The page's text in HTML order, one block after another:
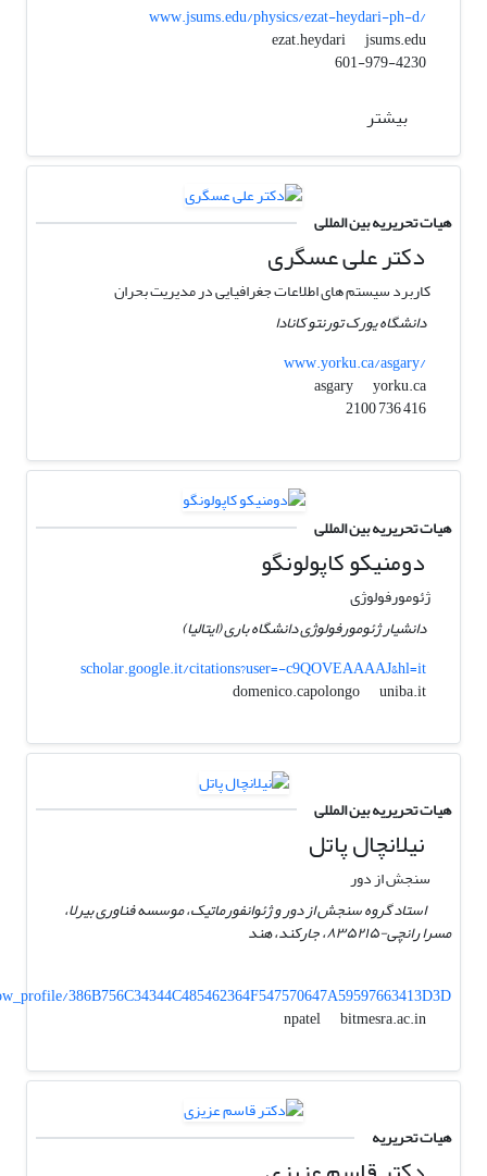
www.jsums.edu/physics/ezat-heydari-ph-d/
ezat.heydari
jsums.edu
601-979-4230
بیشتر
هیات تحریریه بین المللی
دکتر علی عسگری
کاربرد سیستم های اطلاعات جغرافیایی در مدیریت بحران
دانشگاه یورک تورنتو کانادا
www.yorku.ca/asgary/
asgary
yorku.ca
416 736 2100
هیات تحریریه بین المللی
دومنیکو کاپولونگو
ژئومورفولوژی
دانشیار ژئومورفولوژی دانشگاه باری (ایتالیا)
scholar.google.it/citations?user=-c9QOVEAAAAJ&hl=it
domenico.capolongo
uniba.it
هیات تحریریه بین المللی
نیلانچال پاتل
سنجش از دور
استاد گروه سنجش از دور و ژئوانفورماتیک، موسسه فناوری بیرلا،
مسرا رانچی-۸۳۵۲۱۵، جارکند، هند
386B756C34344C485462364F547570647A59597663413D3D
npatel
bitmesra.ac.in
هیات تحریریه